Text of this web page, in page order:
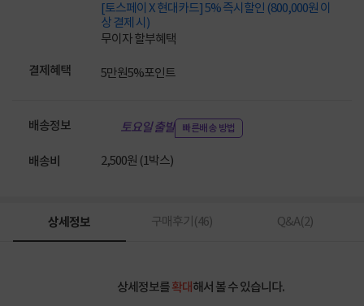
[토스페이 X 현대카드] 5% 즉시할인 (800,000원 이
상 결제 시)
무이자 할부혜택
결제혜택 5만원5%포인트
배송정보 토요일 출발 빠른배송 방법
배송비 2,500원 (1박스)
상세정보 구매후기(46) Q&A(2)
상세정보를확대해서 볼 수 있습니다.